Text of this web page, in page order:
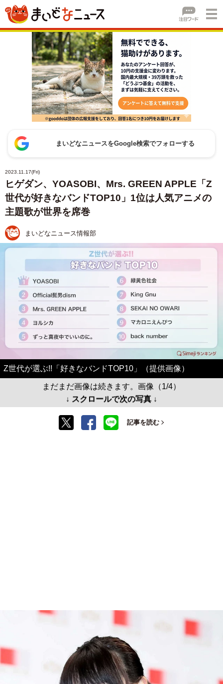
まいどなニュースをGoogle検索でフォローする
2023.11.17(Fri)
ヒゲダン、YOASOBI、Mrs. GREEN APPLE「Z
世代が好きなバンドTOP10」1位は人気アニメの
主題歌が世界を席巻
まいどなニュース情報部
Z世代が選ぶ!!「好きなバンドTOP10」（提供画像）
まだまだ画像は続きます。画像（1/4）
↓ スクロールで次の写真 ↓
記事を読む